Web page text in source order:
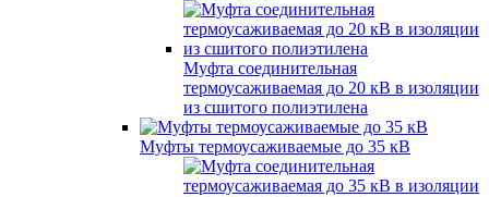
Муфта соединительная
термоусаживаемая до 20 кВ в изоляции
из сшитого полиэтилена
Муфты термоусаживаемые до 35 кВ